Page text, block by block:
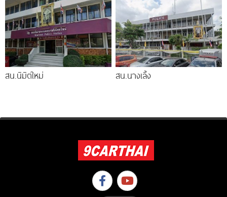
สน.นิมิตใหม่ สน.นางเลิ้ง